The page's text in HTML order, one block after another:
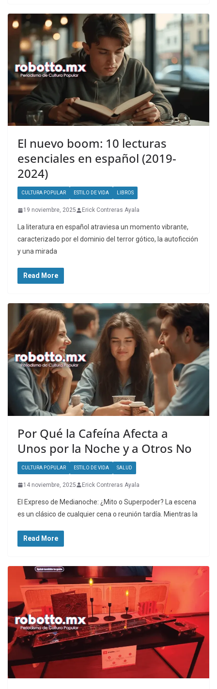
El nuevo boom: 10 lecturas
esenciales en español (2019-
2024)
CULTURA POPULAR ESTILO DE VIDA LIBROS
19 noviembre, 2025 Erick Contreras Ayala
La literatura en español atraviesa un momento vibrante,
caracterizado por el dominio del terror gótico, la autoficción
y una mirada
Read More
Por Qué la Cafeína Afecta a
Unos por la Noche y a Otros No
CULTURA POPULAR ESTILO DE VIDA SALUD
14 noviembre, 2025 Erick Contreras Ayala
El Expreso de Medianoche: ¿Mito o Superpoder? La escena
es un clásico de cualquier cena o reunión tardía. Mientras la
Read More